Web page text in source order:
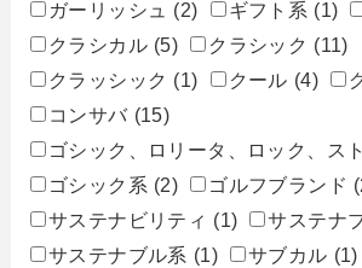
ガーリッシュ (2) ギフト系 (1)
クラシカル (5) クラシック (11)
クラッシック (1) クール (4)
コンサバ (15)
ゴシック、ロリータ、ロック、ス
ゴシック系 (2) ゴルフブランド
サステナビリティ (1) サステナ
サステナブル系 (1) サブカル (1)